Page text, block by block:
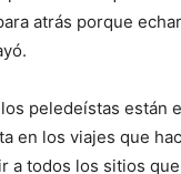
atrás porque
peledeístas están
en los viajes que
a todos los sitios